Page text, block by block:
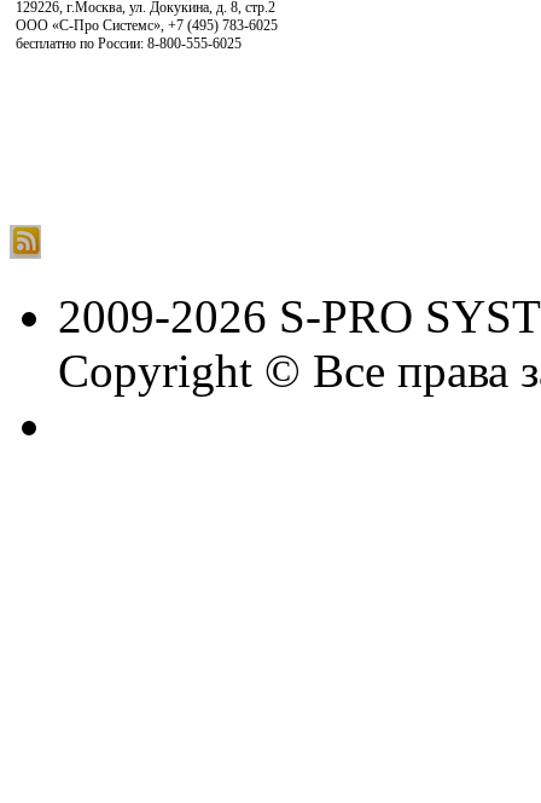
129226, г.Москва, ул. Докукина, д. 8, стр.2
ООО «С-Про Системс», +7 (495) 783-6025
бесплатно по России: 8-800-555-6025
2009-2026 S-PRO
Copyright © Все права